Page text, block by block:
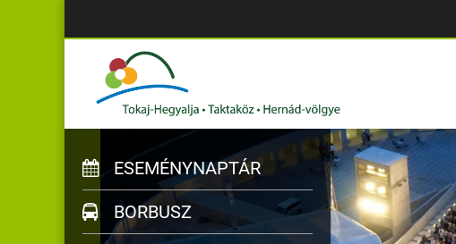
ESEMÉNYNAPTÁR
BORBUSZ